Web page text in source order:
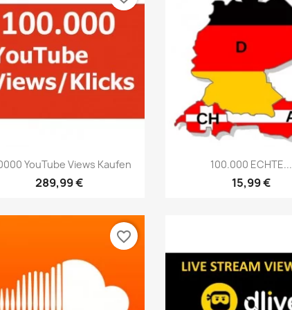
Vista rápida
YouTube Views Kaufen
289,99 €
 Vista rápida
100.000 ECHTE...
15,99 €
favorite_border